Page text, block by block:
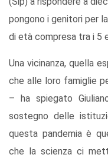
pongono i genitori per
di età compresa tra i 5
Una vicinanza, quella
che alle loro famiglie
– ha spiegato
sostegno delle
questa pandemia è
che la scienza ci